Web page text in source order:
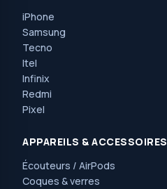
iPhone
Samsung
Tecno
Itel
Infinix
Redmi
Pixel
APPAREILS & ACCESSOIRES
Écouteurs / AirPods
Coques & verres